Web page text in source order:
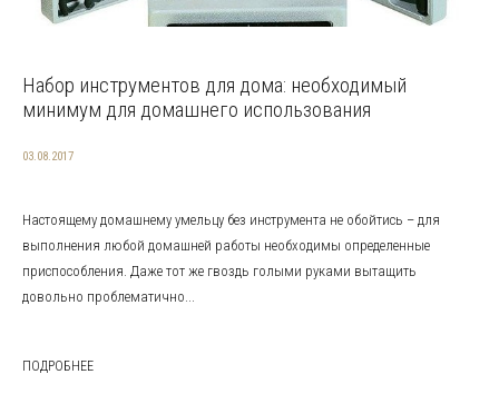
Набор инструментов для дома: необходимый
минимум для домашнего использования
03.08.2017
Настоящему домашнему умельцу без инструмента не обойтись – для
выполнения любой домашней работы необходимы определенные
приспособления. Даже тот же гвоздь голыми руками вытащить
довольно проблематично...
ПОДРОБНЕЕ